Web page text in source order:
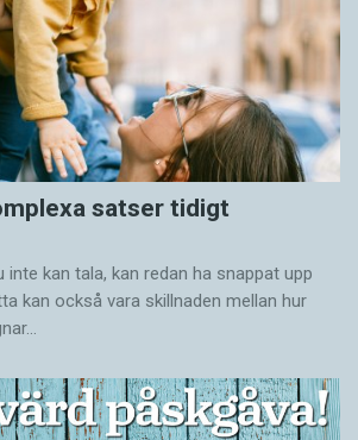
satser tidigt
inte kan tala, kan redan ha snappat upp
kan också vara skillnaden mellan hur